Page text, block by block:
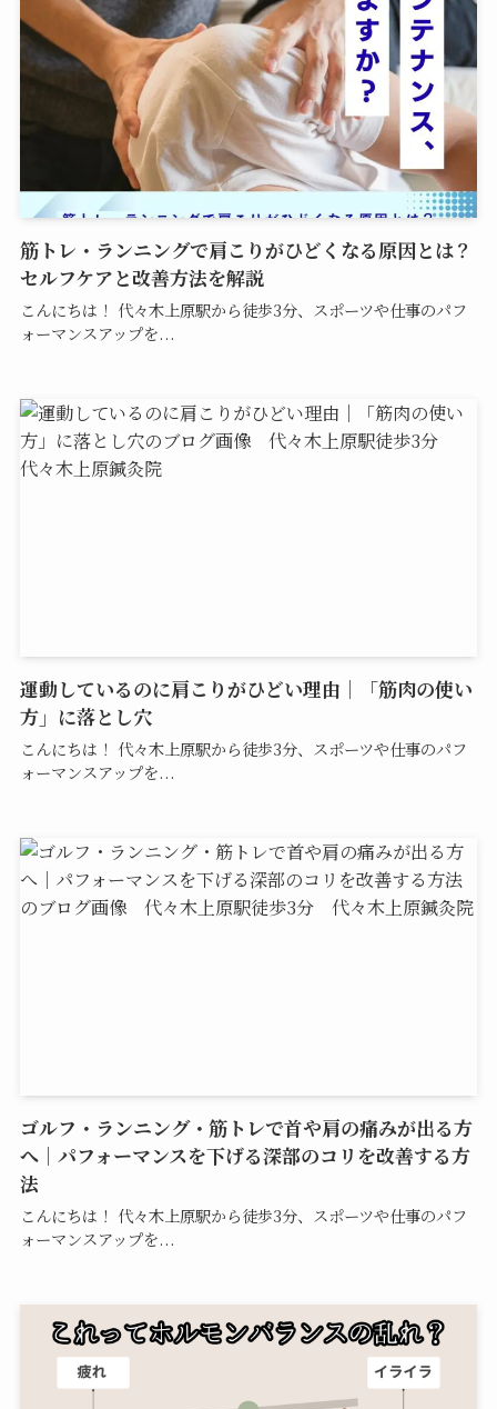
筋トレ・ランニングで肩こりがひどくなる原因とは？
セルフケアと改善方法を解説
こんにちは！ 代々木上原駅から徒歩3分、スポーツや仕事のパフ
ォーマンスアップを...
運動しているのに肩こりがひどい理由｜「筋肉の使い
方」に落とし穴
こんにちは！ 代々木上原駅から徒歩3分、スポーツや仕事のパフ
ォーマンスアップを...
ゴルフ・ランニング・筋トレで首や肩の痛みが出る方
へ｜パフォーマンスを下げる深部のコリを改善する方
法
こんにちは！ 代々木上原駅から徒歩3分、スポーツや仕事のパフ
ォーマンスアップを...